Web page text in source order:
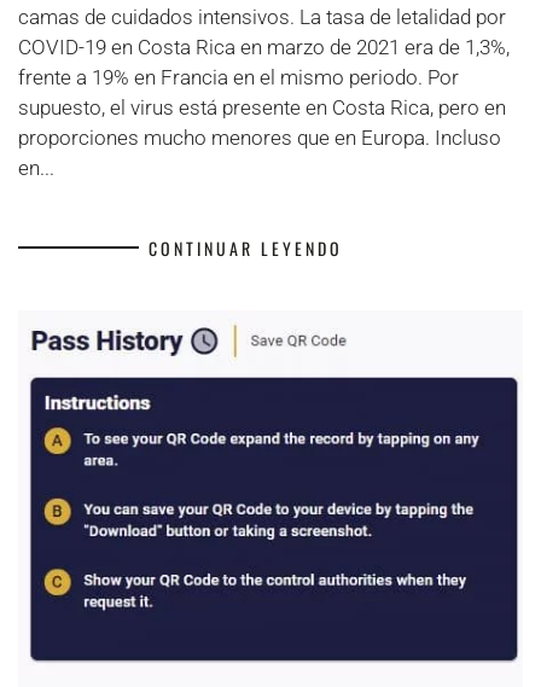
camas de cuidados intensivos. La tasa de letalidad por
COVID-19 en Costa Rica en marzo de 2021 era de 1,3%,
frente a 19% en Francia en el mismo periodo. Por
supuesto, el virus está presente en Costa Rica, pero en
proporciones mucho menores que en Europa. Incluso
en...
CONTINUAR LEYENDO